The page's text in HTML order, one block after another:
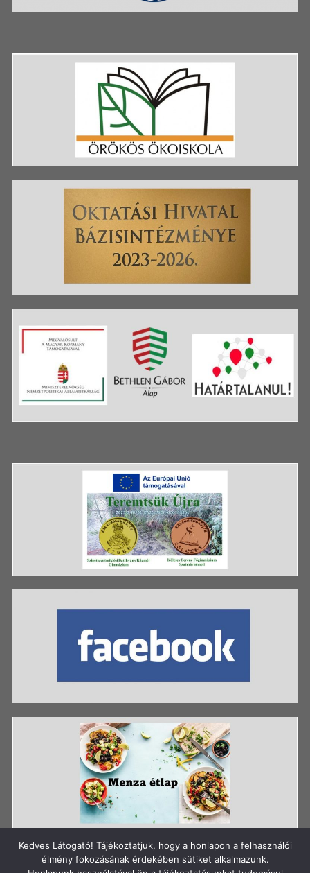
Kedves Látogató! Tájékoztatjuk, hogy a honlapon a felhasználói
élmény fokozásának érdekében sütiket alkalmazunk.